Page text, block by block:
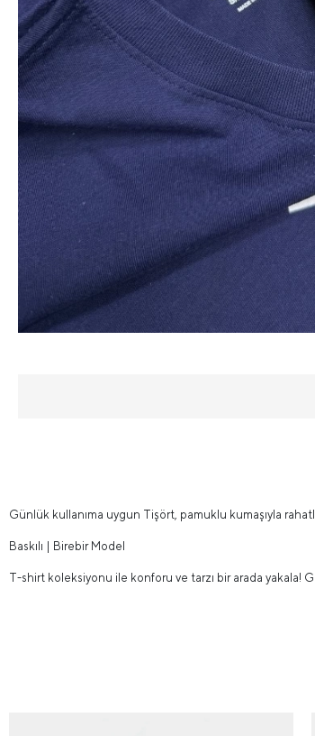
Günlük kullanıma uygun Tişört, pamuklu kumaşıyla
Baskılı | Birebir Model
T-shirt koleksiyonu ile konforu ve tarzı bir arada